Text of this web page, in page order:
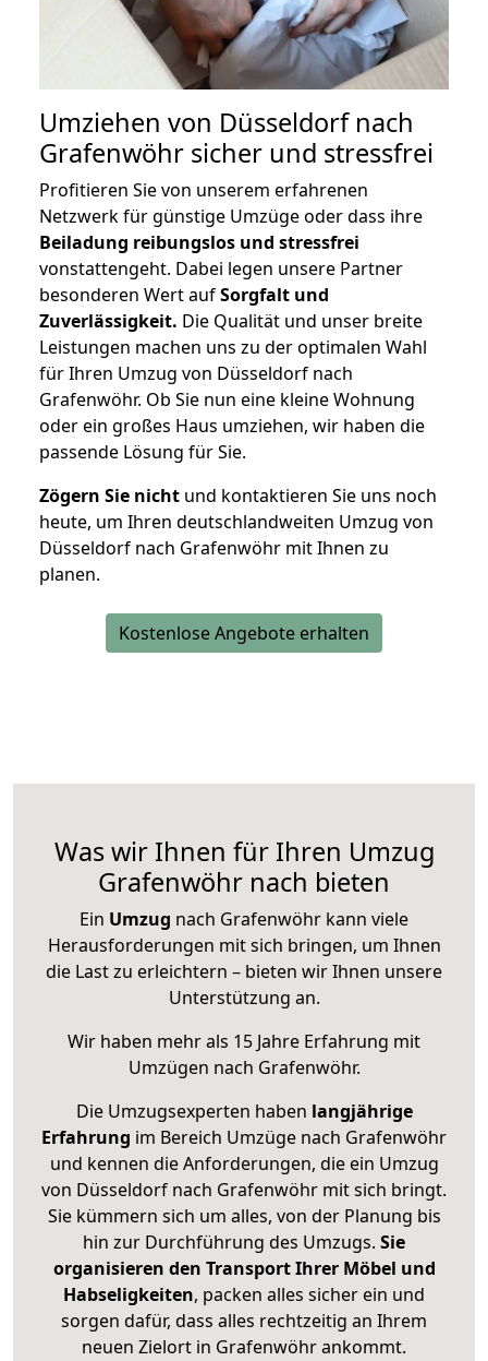
Umziehen von Düsseldorf nach
Grafenwöhr sicher und stressfrei
Profitieren Sie von unserem erfahrenen
Netzwerk für günstige Umzüge oder dass ihre
Beiladung reibungslos und stressfrei
vonstattengeht. Dabei legen unsere Partner
besonderen Wert aufSorgfalt und
Zuverlässigkeit. Die Qualität und unser breite
Leistungen machen uns zu der optimalen Wahl
für Ihren Umzug von Düsseldorf nach
Grafenwöhr. Ob Sie nun eine kleine Wohnung
oder ein großes Haus umziehen, wir haben die
passende Lösung für Sie.
Zögern Sie nicht und kontaktieren Sie uns noch
heute, um Ihren deutschlandweiten Umzug von
Düsseldorf nach Grafenwöhr mit Ihnen zu
planen.
Kostenlose Angebote erhalten
Was wir Ihnen für Ihren Umzug
Grafenwöhr nach bieten
Ein Umzug nach Grafenwöhr kann viele
Herausforderungen mit sich bringen, um Ihnen
die Last zu erleichtern – bieten wir Ihnen unsere
Unterstützung an.
Wir haben mehr als 15 Jahre Erfahrung mit
Umzügen nach Grafenwöhr.
Die Umzugsexperten haben langjährige
Erfahrung im Bereich Umzüge nach Grafenwöhr
und kennen die Anforderungen, die ein Umzug
von Düsseldorf nach Grafenwöhr mit sich bringt.
Sie kümmern sich um alles, von der Planung bis
hin zur Durchführung des Umzugs. Sie
organisieren den Transport Ihrer Möbel und
Habseligkeiten, packen alles sicher ein und
sorgen dafür, dass alles rechtzeitig an Ihrem
neuen Zielort in Grafenwöhr ankommt.